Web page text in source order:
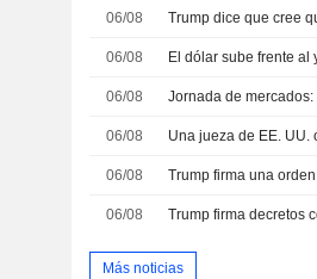
06/08 Trump dice que cree
06/08
06/08 Jornada de
06/08
06/08
06/08 Trump firma decretos
Más noticias